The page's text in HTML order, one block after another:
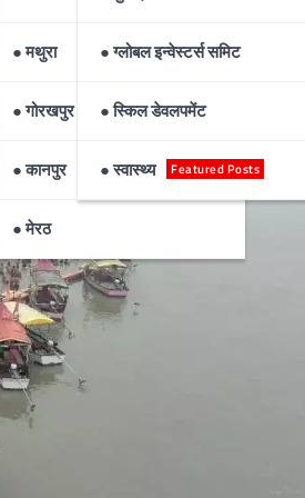
● मथुरा
● गोरखपुर
● कानपुर
● मेरठ
● ग्लोबल इन्वेस्टर्स समिट
● स्किल डेवलपमेंट
● स्वास्थ्य Featured Posts